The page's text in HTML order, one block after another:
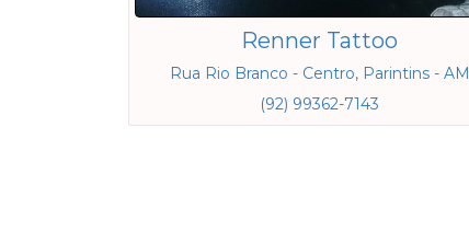
Renner Tattoo
Rua Rio Branco - Centro, Parintins - AM
(92) 99362-7143